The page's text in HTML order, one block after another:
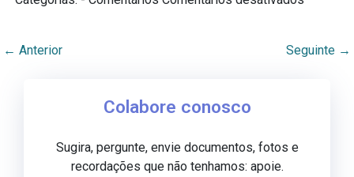
← Anterior Seguinte →
Colabore conosco
Sugira, pergunte, envie documentos, fotos e
recordações que não tenhamos: apoie.